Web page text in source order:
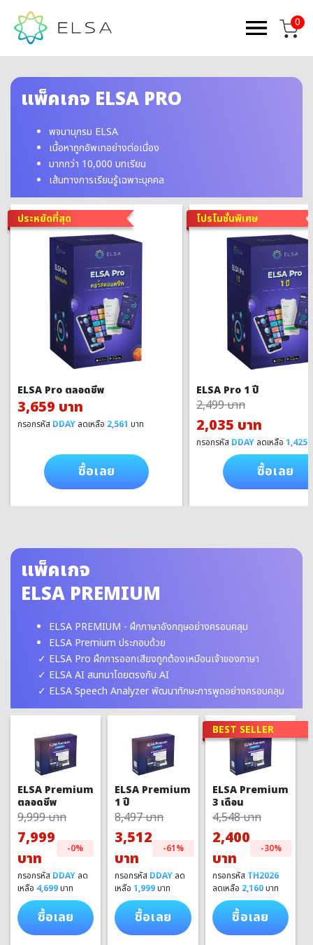
0
แพ็คเกจ ELSA PRO
พจนานุกรม ELSA
เนื้อหาถูกอัพเทอย่างต่อเนื่อง
มากกว่า 10,000 บทเรียน
เส้นทางการเรียนรู้เฉพาะบุคคล
ประหยัดที่สุด
ELSA Pro ตลอดชีพ
3,659 บาท
กรอกรหัส DDAY ลดเหลือ 2,561 บาท
ซื้อเลย
โปรโมชั่นพิเศษ
ELSA Pro 1 ปี
2,499 บาท
2,035 บาท
กรอกรหัส DDAY ลดเหลือ 1,425
ซื้อเลย
แพ็คเกจ
ELSA PREMIUM
ELSA PREMIUM - ฝึกภาษาอังกฤษอย่างครอบคลุม
ELSA Premium ประกอบด้วย
ELSA Pro ฝึกการออกเสียงถูกต้องเหมือนเจ้าของภาษา
ELSA AI สนทนาโดยตรงกับ AI
ELSA Speech Analyzer พัฒนาทักษะการพูดอย่างครอบคลุม
ELSA Premium
ตลอดชีพ
9,999 บาท
7,999
บาท
-0%
กรอกรหัส DDAY ลด
เหลือ 4,699บาท
ซื้อเลย
ELSA Premium
1 ปี
8,497 บาท
3,512
บาท
-61%
กรอกรหัส DDAY ลด
เหลือ1,999บาท
ซื้อเลย
BEST SELLER
ELSA Premium
3 เดือน
4,548 บาท
2,400
บาท
-30%
กรอกรหัส TH2026
ลดเหลือ 2,160บาท
ซื้อเลย